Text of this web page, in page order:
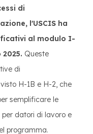
di
l'USCIS ha
al modulo I-
Queste
di
H-1B e H-2, che
semplificare le
datori di lavoro e
programma.